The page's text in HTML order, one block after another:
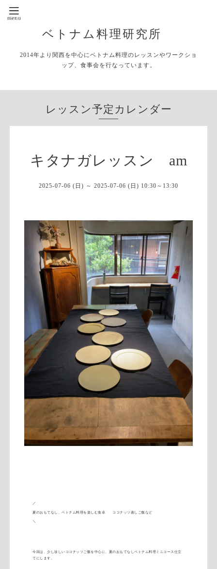
ベトナム料理研究所
2014年より関西を中心にベトナム料理のレッスンやワークショ
ップ、食事会を行なっています。
レッスン予定カレンダー
キタナガレッスン am
2025-07-06 (日) ～ 2025-07-06 (日) 10:30～13:30
／
夏のおもてなし、ベトナム料理を楽しむ食卓 ココナッツ蒸しご飯など
＼
今回は、少し珍しいココナッツご飯を中心に、 夏のおもてなしベトナム料理ミニコース仕立
てにします。